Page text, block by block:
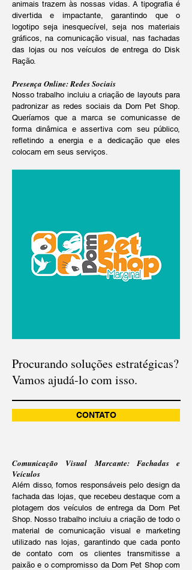
animais trazem às nossas vidas. A tipografia é
divertida e impactante, garantindo que o
logotipo seja inesquecível, seja nos materiais
gráficos, na comunicação visual, nas fachadas
das lojas ou nos veículos de entrega do Disk
Ração.
Presença Online: Redes Sociais
Nosso trabalho incluiu a criação de layouts para
padronizar as redes sociais da Dom Pet Shop.
Queríamos que a marca se comunicasse de
forma dinâmica e assertiva com seu público,
refletindo a energia e a dedicação que eles
colocam em seus serviços.
Procurando soluções estratégicas?
Vamos ajudá-lo com isso.
CONTATO
Comunicação Visual Marcante: Fachadas e
Veículos
Além disso, fomos responsáveis pelo design da
fachada das lojas, que recebeu destaque com a
plotagem dos veículos de entrega da Dom Pet
Shop. Nosso trabalho incluiu a criação de todo o
material de comunicação visual e marketing
utilizado nas lojas, garantindo que cada ponto
de contato com os clientes transmitisse a
paixão e o compromisso da Dom Pet Shop com